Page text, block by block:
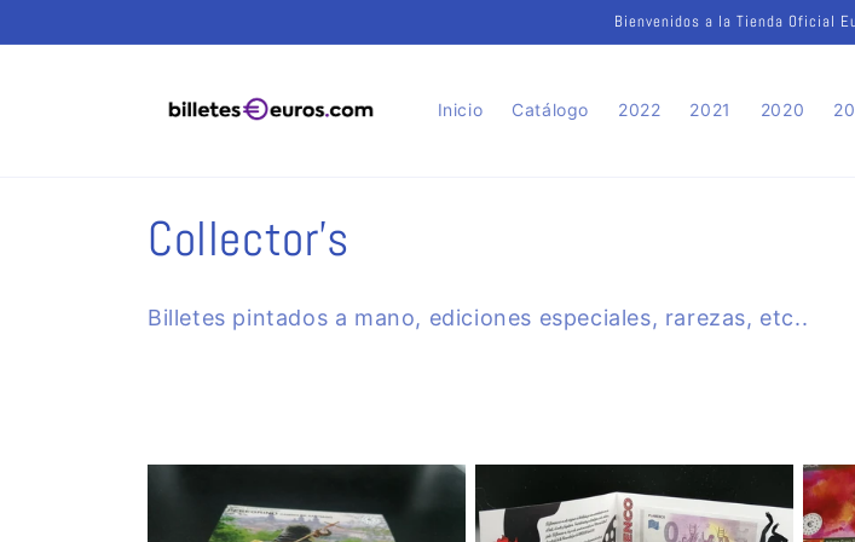
al contenido
Bienvenidos a la Tienda Oficial
Inicio Catálogo 2022 2021 2020
C
o
c
Collector's
Billetes pintados a mano, ediciones especiales, rarezas, etc..